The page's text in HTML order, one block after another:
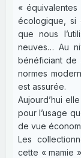
«
écologique, si
que nous
neuves… Au
bénéficiant de
normes
est assurée.
Aujourd’hui
pour l’usage
de vue
Les
cette « mamie